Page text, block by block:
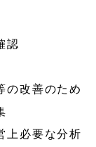
認
の改善のため
上必要な分析